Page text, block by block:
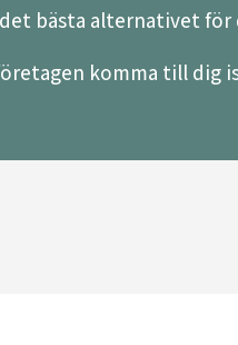
bästa alternativet för
komma till dig